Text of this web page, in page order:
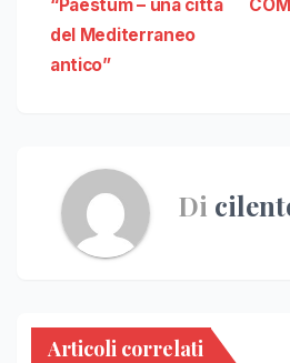
“Paestum – una città
del Mediterraneo
antico”
Di
Articoli correlati